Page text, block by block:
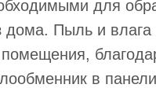
для
дома. Пыль и
в